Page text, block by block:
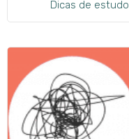
Dicas de